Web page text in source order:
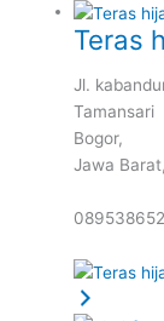
Teras
Jl.
Tamansari
Bogor,
Jawa Barat,